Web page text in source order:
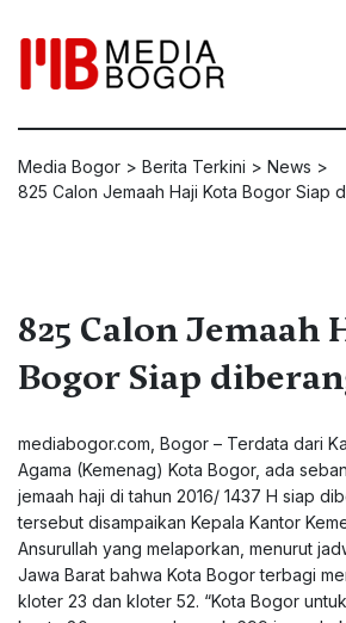
Media Bogor > Berita Terkini > News >
825 Calon Jemaah Haji Kota Bogor Siap
825 Calon Jemaah
Bogor Siap
mediabogor.com, Bogor – Terdata dari
Agama (Kemenag) Kota Bogor, ada
jemaah haji di tahun 2016/ 1437 H siap
tersebut disampaikan Kepala Kantor
Ansurullah yang melaporkan, menurut
Jawa Barat bahwa Kota Bogor terbagi
kloter 23 dan kloter 52. “Kota Bogor